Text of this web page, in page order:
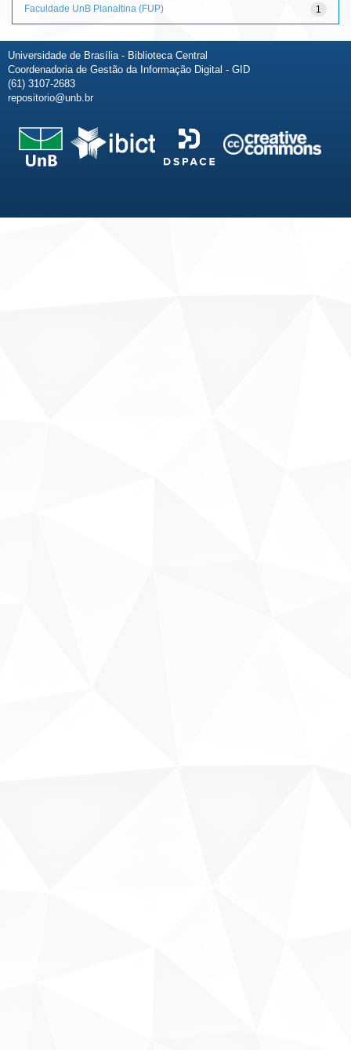
1
Faculdade UnB Planaltina (FUP)
Universidade de Brasília - Biblioteca Central
Coordenadoria de Gestão da Informação Digital - GID
(61) 3107-2683
repositorio@unb.br